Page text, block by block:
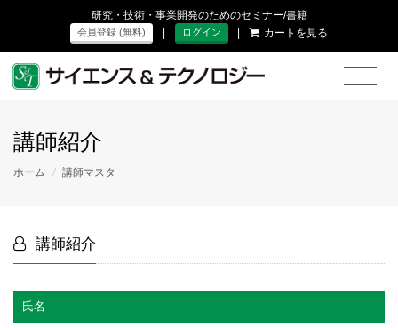
研究・技術・事業開発のためのセミナー/書籍
会員登録 (無料) | ログイン | カートを見る
講師紹介
ホーム / 講師マスタ
講師紹介
氏名